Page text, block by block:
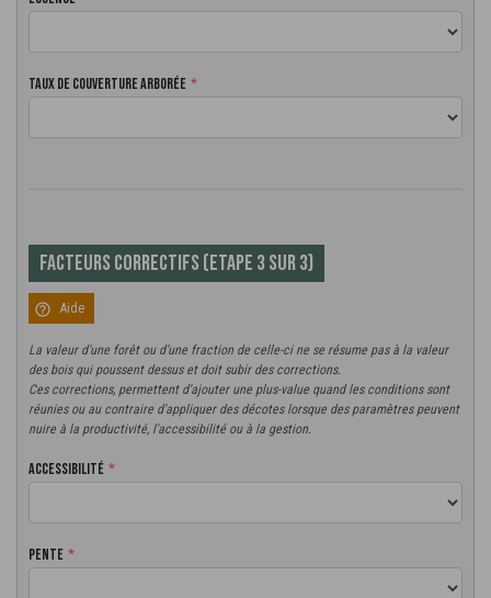
Taux de couverture arborée
Facteurs correctifs (Etape 3 sur 3)
help_outline Aide
La valeur d'une forêt ou d'une fraction de celle-ci ne se résume pas à la valeur
des bois qui poussent dessus et doit subir des corrections.
Ces corrections, permettent d'ajouter une plus-value quand les conditions sont
réunies ou au contraire d'appliquer des décotes lorsque des paramètres peuvent
nuire à la productivité, l'accessibilité ou à la gestion.
Accessibilité
Pente